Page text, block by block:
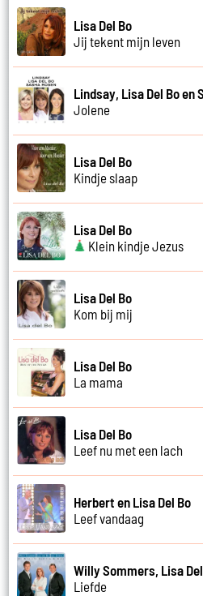
Lisa Del Bo
Jij tekent mijn leven
Lindsay, Lisa Del Bo en
Jolene
Lisa Del Bo
Kindje slaap
Lisa Del Bo
Klein kindje Jezus
Lisa Del Bo
Kom bij mij
Lisa Del Bo
La mama
Lisa Del Bo
Leef nu met een lach
Herbert en Lisa Del Bo
Leef vandaag
Willy Sommers, Lisa
Liefde